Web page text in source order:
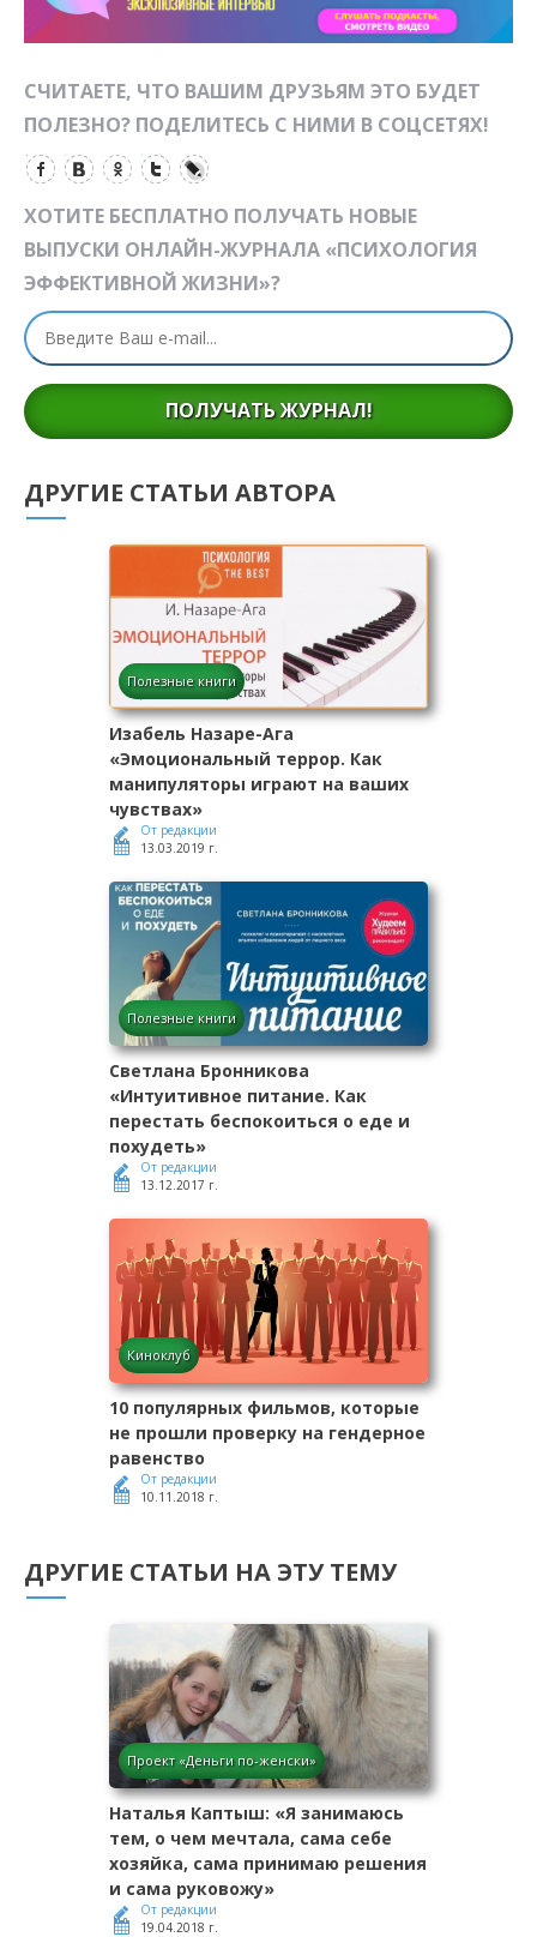
СЧИТАЕТЕ, ЧТО ВАШИМ ДРУЗЬЯМ ЭТО БУДЕТ
ПОЛЕЗНО? ПОДЕЛИТЕСЬ С НИМИ В СОЦСЕТЯХ!
ХОТИТЕ БЕСПЛАТНО ПОЛУЧАТЬ НОВЫЕ
ВЫПУСКИ ОНЛАЙН-ЖУРНАЛА «ПСИХОЛОГИЯ
ЭФФЕКТИВНОЙ ЖИЗНИ»?
ПОЛУЧАТЬ ЖУРНАЛ!
ДРУГИЕ СТАТЬИ АВТОРА
Полезные книги
Изабель Назаре-Ага
«Эмоциональный террор. Как
манипуляторы играют на ваших
чувствах»
От редакции
13.03.2019 г.
Полезные книги
Светлана Бронникова
«Интуитивное питание. Как
перестать беспокоиться о еде и
похудеть»
От редакции
13.12.2017 г.
Киноклуб
10 популярных фильмов, которые
не прошли проверку на гендерное
равенство
От редакции
10.11.2018 г.
ДРУГИЕ СТАТЬИ НА ЭТУ ТЕМУ
Проект «Деньги по-женски»
Наталья Каптыш: «Я занимаюсь
тем, о чем мечтала, сама себе
хозяйка, сама принимаю решения
и сама руковожу»
От редакции
19.04.2018 г.